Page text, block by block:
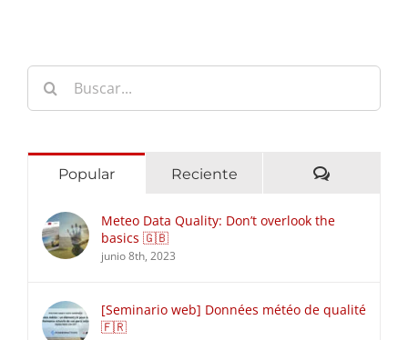
Buscar:
Popular Reciente
Meteo Data Quality: Don’t overlook the
basics 🇬🇧
junio 8th, 2023
[Seminario web] Données météo de qualité
🇫🇷